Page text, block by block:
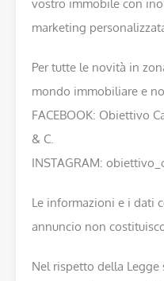
vostro immobile con
marketing
Per tutte le novità in
mondo immobiliare e
FACEBOOK: Obiettivo
& C.
INSTAGRAM:
Le informazioni e i dati
annuncio non
Nel rispetto della Legge